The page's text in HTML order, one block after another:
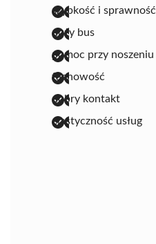
szybkość i sprawność
duży bus
pomoc przy noszeniu
fachowość
dobry kontakt
elastyczność usług